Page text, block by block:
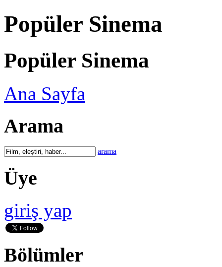
Popüler Sinema
Popüler Sinema
Ana Sayfa
Arama
arama
Üye
giriş yap
Bölümler